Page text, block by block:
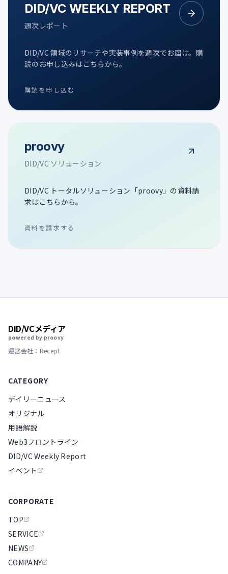
DID/VC WEEKLY REPORT
週次レポート
DID/VC 領域のリサーチや実装事例を週次でお届け。購
読のお申し込みはこちらから。
購読を申し込む
proovy
DID/VC ソリューション
DID/VC トータルソリューション「proovy」の資料請
求はこちらから。
資料を請求する
DID/VCメディア
powered by proovy
運営会社：Recept
CATEGORY
デイリーニュース
オリジナル
用語解説
Web3フロントライン
DID/VC Weekly Report
イベント
CORPORATE
TOP
SERVICE
NEWS
COMPANY